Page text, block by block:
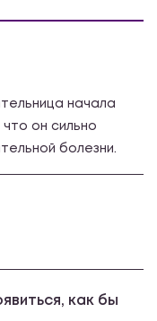
начала
он сильно
болезни.
как бы